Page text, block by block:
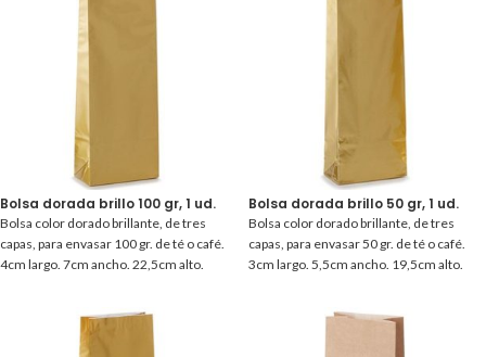
Bolsa dorada brillo 100 gr, 1 ud.
Bolsa color dorado brillante, de tres
capas, para envasar 100 gr. de té o café.
4cm largo. 7cm ancho. 22,5cm alto.
Bolsa dorada brillo 50 gr, 1 ud.
Bolsa color dorado brillante, de tres
capas, para envasar 50 gr. de té o café.
3cm largo. 5,5cm ancho. 19,5cm alto.